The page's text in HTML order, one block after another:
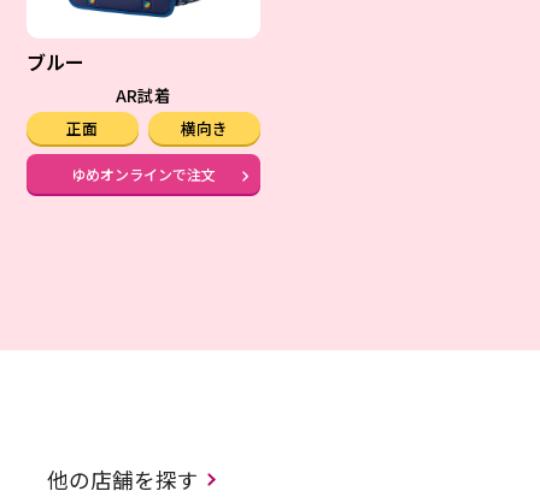
ブルー
AR試着
正面 横向き
ゆめオンラインで注文
他の店舗を探す